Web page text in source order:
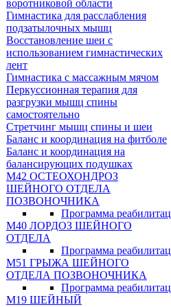
воротниковой области
Гимнастика для расслабления
подзатылочных мышц
Восстановление шеи с
использованием гимнастических
лент
Гимнастика с массажным мячом
Перкуссионная терапия для
разгрузки мышц спины
самостоятельно
Стретчинг мышц спины и шеи
Баланс и координация на фитболе
Баланс и координация на
балансирующих подушках
М42 ОСТЕОХОНДРОЗ
ШЕЙНОГО ОТДЕЛА
ПОЗВОНОЧНИКА
Программа
М40 ЛОРДОЗ ШЕЙНОГО
ОТДЕЛА
Программа
М51 ГРЫЖА ШЕЙНОГО
ОТДЕЛА ПОЗВОНОЧНИКА
Программа
М19 ШЕЙНЫЙ